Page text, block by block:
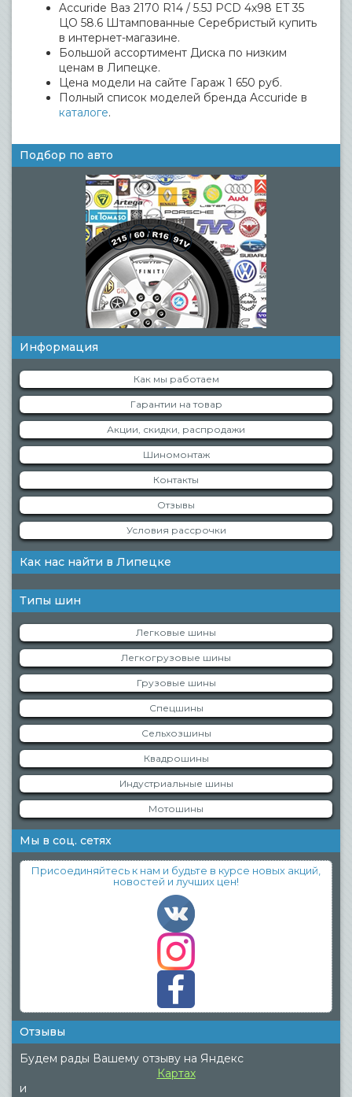
Accuride Ваз 2170 R14 / 5.5J PCD 4x98 ET 35
ЦО 58.6 Штампованные Серебристый купить
в интернет-магазине.
Большой ассортимент Диска по низким
ценам в Липецке.
Цена модели на сайте Гараж 1 650 руб.
Полный список моделей бренда Accuride в
каталоге.
Подбор по авто
Информация
Как мы работаем
Гарантии на товар
Акции, скидки, распродажи
Шиномонтаж
Контакты
Отзывы
Условия рассрочки
Как нас найти в Липецке
Типы шин
Легковые шины
Легкогрузовые шины
Грузовые шины
Спецшины
Сельхозшины
Квадрошины
Индустриальные шины
Мотошины
Мы в соц. сетях
Присоединяйтесь к нам и будьте в курсе новых акций,
новостей и лучших цен!
Отзывы
Будем рады Вашему отзыву на Яндекс
Картах
и